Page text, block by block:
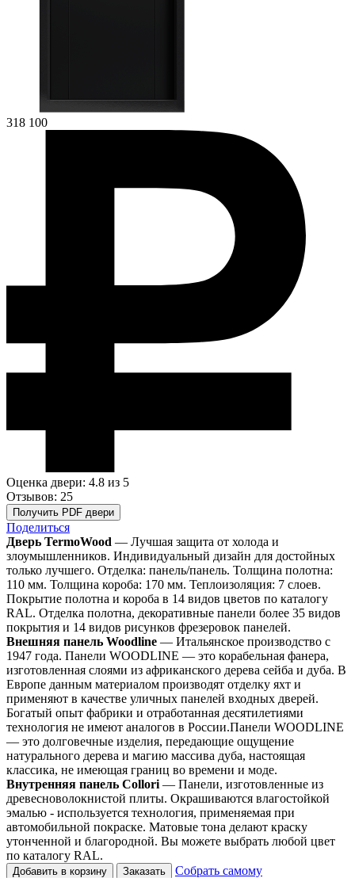
318 100
Оценка двери: 4.8 из 5
Отзывов: 25
Получить PDF двери
Поделиться
Дверь TermoWood — Лучшая защита от холода и
злоумышленников. Индивидуальный дизайн для достойных
только лучшего. Отделка: панель/панель. Толщина полотна:
110 мм. Толщина короба: 170 мм. Теплоизоляция: 7 слоев.
Покрытие полотна и короба в 14 видов цветов по каталогу
RAL. Отделка полотна, декоративные панели более 35 видов
покрытия и 14 видов рисунков фрезеровок панелей.
Внешняя панель Woodline — Итальянское производство с
1947 года. Панели WOODLINE — это корабельная фанера,
изготовленная слоями из африканского дерева сейба и дуба. В
Европе данным материалом производят отделку яхт и
применяют в качестве уличных панелей входных дверей.
Богатый опыт фабрики и отработанная десятилетиями
технология не имеют аналогов в России.Панели WOODLINE
— это долговечные изделия, передающие ощущение
натурального дерева и магию массива дуба, настоящая
классика, не имеющая границ во времени и моде.
Внутренняя панель Collori — Панели, изготовленные из
древесноволокнистой плиты. Окрашиваются влагостойкой
эмалью - используется технология, применяемая при
автомобильной покраске. Матовые тона делают краску
утонченной и благородной. Вы можете выбрать любой цвет
по каталогу RAL.
Добавить в корзину Заказать
Собрать самому